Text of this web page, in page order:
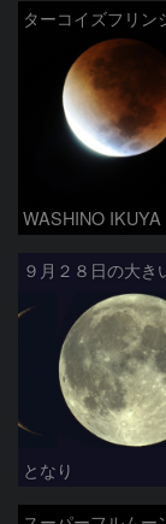
ターコイズフリン
WASHINO IKUYA
となり